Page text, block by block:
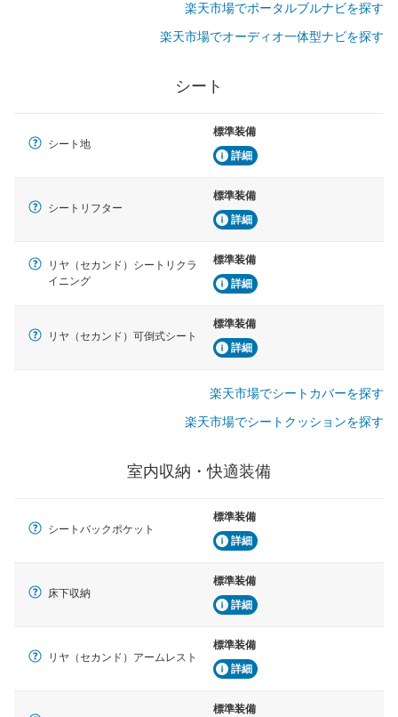
楽天市場でポータルブルナビを探す
楽天市場でオーディオ一体型ナビを探す
シート
シート地
標準装備
詳細
シートリフター
標準装備
詳細
リヤ（セカンド）シートリクラ
イニング
標準装備
詳細
リヤ（セカンド）可倒式シート
標準装備
詳細
楽天市場でシートカバーを探す
楽天市場でシートクッションを探す
室内収納・快適装備
シートバックポケット
標準装備
詳細
床下収納
標準装備
詳細
リヤ（セカンド）アームレスト
標準装備
詳細
標準装備